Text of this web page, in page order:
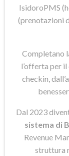
IsidoroPMS
(prenotazioni
Completano
l’offerta per
checkin,
Dal 2023
sistema di
Revenue
struttura